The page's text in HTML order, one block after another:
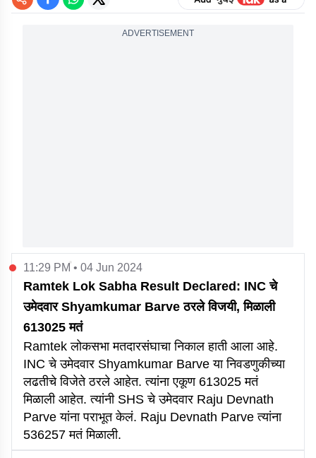
ADVERTISEMENT
11:29 PM • 04 Jun 2024
Ramtek Lok Sabha Result Declared: INC चे
उमेदवार Shyamkumar Barve ठरले विजयी, मिळाली
613025 मतं
Ramtek लोकसभा मतदारसंघाचा निकाल हाती आला आहे.
INC चे उमेदवार Shyamkumar Barve या निवडणुकीच्या
लढतीचे विजेते ठरले आहेत. त्यांना एकूण 613025 मतं
मिळाली आहेत. त्यांनी SHS चे उमेदवार Raju Devnath
Parve यांना पराभूत केलं. Raju Devnath Parve त्यांना
536257 मतं मिळाली.